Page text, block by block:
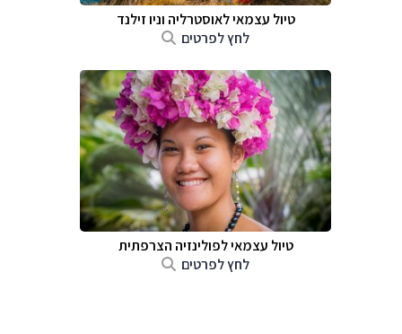
טיול עצמאי לאוסטרליה וניו זילנד
לחץ לפרטים
טיול עצמאי לפולינזיה הצרפתית
לחץ לפרטים